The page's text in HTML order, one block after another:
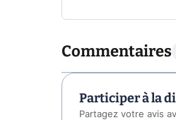
Commentaires
Participer à la
Partagez votre avis